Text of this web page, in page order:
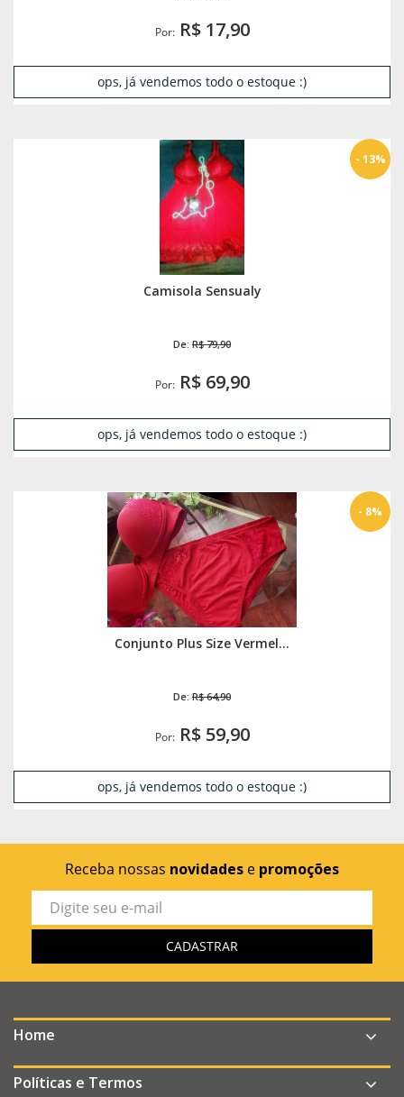
Por:R$ 17,90
ops, já vendemos todo o estoque :)
Camisola Sensualy
De: R$ 79,90
Por:R$ 69,90
- 13%
ops, já vendemos todo o estoque :)
Conjunto Plus Size Vermel...
De: R$ 64,90
Por:R$ 59,90
- 8%
ops, já vendemos todo o estoque :)
Receba nossas novidades e promoções
Home
Políticas e Termos